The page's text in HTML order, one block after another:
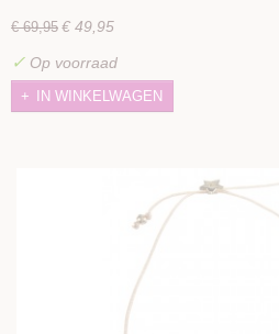
€ 69,95 € 49,95
✓ Op voorraad
IN WINKELWAGEN